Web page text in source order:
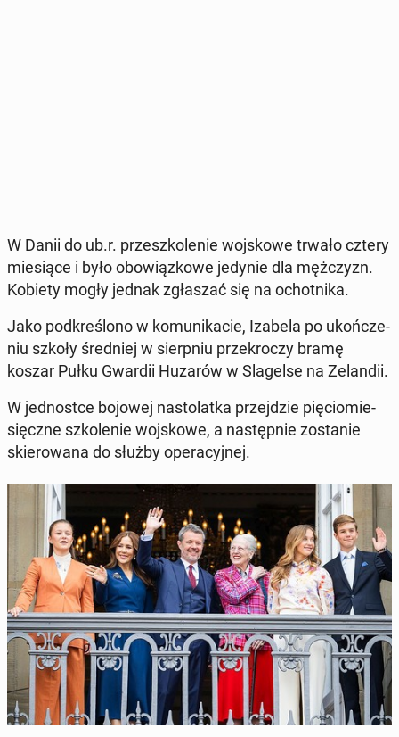
W Danii do ub.r. prze­szko­le­nie woj­sko­we trwało cztery
mie­sią­ce i było obo­wiąz­ko­we jedynie dla męż­czyzn.
Kobiety mogły jednak zgła­szać się na ochot­ni­ka.
Jako pod­kre­ślo­no w ko­mu­ni­ka­cie, Izabela po ukoń­cze­
niu szkoły śred­niej w sierp­niu prze­kro­czy bramę
koszar Pułku Gwardii Huzarów w Sla­gel­se na Ze­lan­dii.
W jed­no­st­ce bojowej na­sto­lat­ka przej­dzie pię­cio­mie­
sięcz­ne szko­le­nie woj­sko­we, a na­stęp­nie zo­sta­nie
skie­ro­wa­na do służby ope­ra­cyj­nej.